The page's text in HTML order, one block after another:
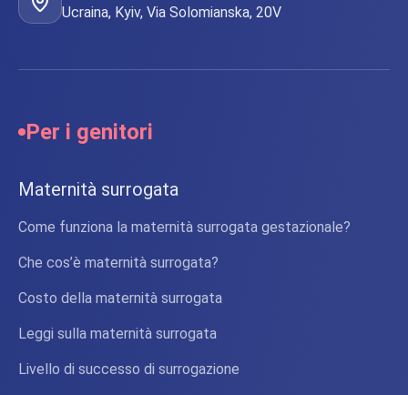
Ucraina, Kyiv, Via Solomianska, 20V
Per i genitori
Maternità surrogata
Come funziona la maternità surrogata gestazionale?
Che cos’è maternità surrogata?
Costo della maternità surrogata
Leggi sulla maternità surrogata
Livello di successo di surrogazione